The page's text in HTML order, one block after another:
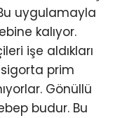
uygulamayla
kalıyor.
işe aldıkları
prim
Gönüllü
budur. Bu